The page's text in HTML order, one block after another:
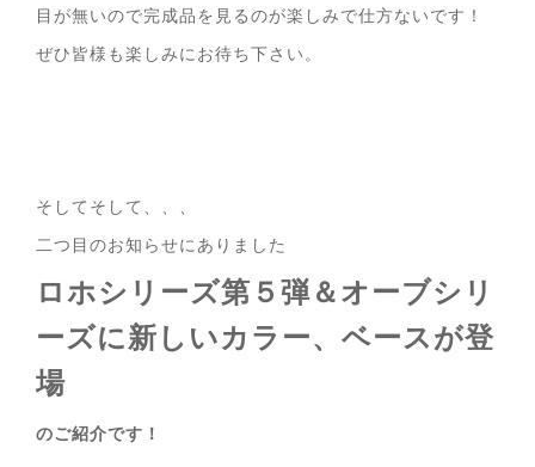
目が無いので完成品を見るのが楽しみで仕方ないです！
ぜひ皆様も楽しみにお待ち下さい。
そしてそして、、、
二つ目のお知らせにありました
ロホシリーズ第５弾＆オーブシリ
ーズに新しいカラー、ベースが登
場
のご紹介です！